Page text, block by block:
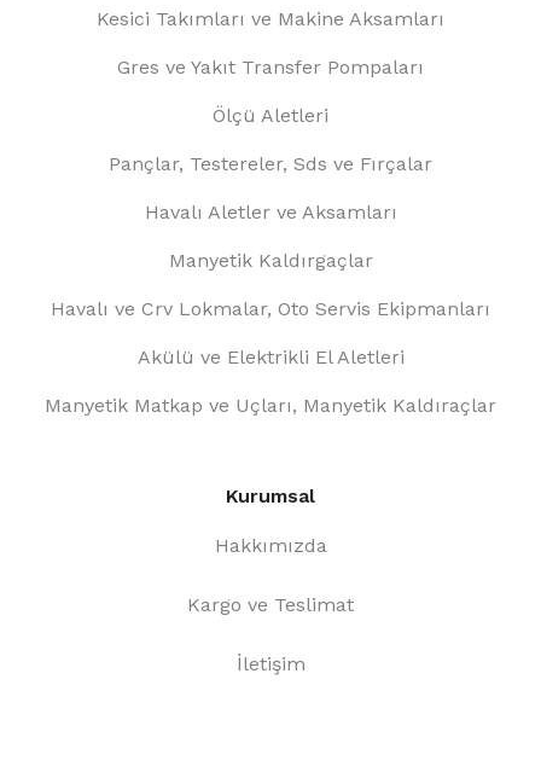
Kesici Takımları ve Makine Aksamları
Gres ve Yakıt Transfer Pompaları
Ölçü Aletleri
Pançlar, Testereler, Sds ve Fırçalar
Havalı Aletler ve Aksamları
Manyetik Kaldırgaçlar
Havalı ve Crv Lokmalar, Oto Servis Ekipmanları
Akülü ve Elektrikli El Aletleri
Manyetik Matkap ve Uçları, Manyetik Kaldıraçlar
Kurumsal
Hakkımızda
Kargo ve Teslimat
İletişim